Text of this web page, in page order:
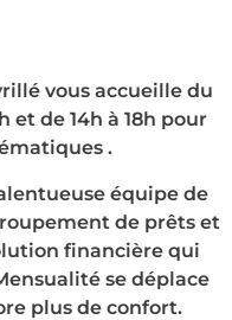
!
vous accueille du
et de 14h à 18h pour
.
équipe de
de prêts et
financière qui
se déplace
plus de confort.